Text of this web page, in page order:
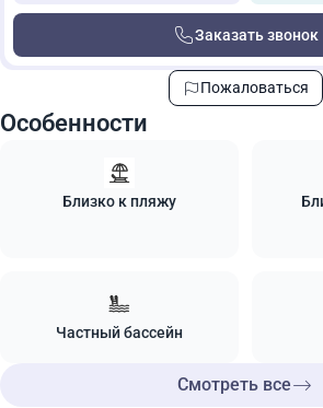
Заказать звонок
Пожаловаться
Особенности
Близко к пляжу
Частный бассейн
Смотреть все